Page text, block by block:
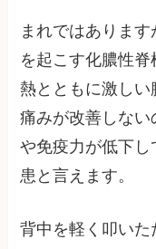
まれではありま
を起こす化膿性
熱とともに激しい
痛みが改善しな
や免疫力が低下
患と言えます。
背中を軽く叩い